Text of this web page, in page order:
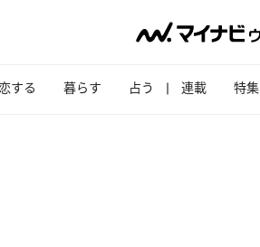
する 暮らす 占う 連載 特集